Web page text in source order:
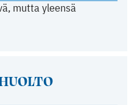
mutta yleensä